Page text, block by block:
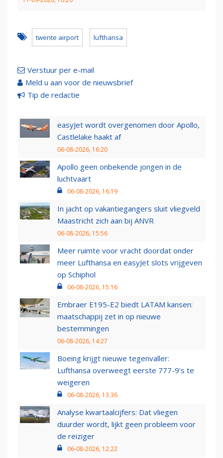
twente airport lufthansa
Verstuur per e-mail
Meld u aan voor de nieuwsbrief
Tip de redactie
easyJet wordt overgenomen door Apollo,
Castlelake haakt af
06-08-2026, 16:20
Apollo geen onbekende jongen in de
luchtvaart
06-08-2026, 16:19
In jacht op vakantiegangers sluit vliegveld
Maastricht zich aan bij ANVR
06-08-2026, 15:56
Meer ruimte voor vracht doordat onder
meer Lufthansa en easyJet slots vrijgeven
op Schiphol
06-08-2026, 15:16
Embraer E195-E2 biedt LATAM kansen:
maatschappij zet in op nieuwe
bestemmingen
06-08-2026, 14:27
Boeing krijgt nieuwe tegenvaller:
Lufthansa overweegt eerste 777-9’s te
weigeren
06-08-2026, 13:36
Analyse kwartaalcijfers: Dat vliegen
duurder wordt, lijkt geen probleem voor
de reiziger
06-08-2026, 12:22